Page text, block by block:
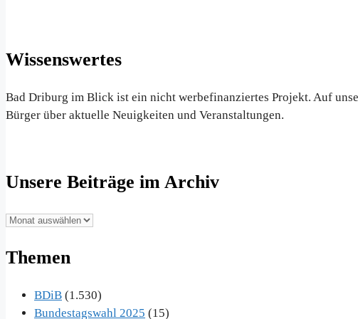
Wissenswertes
Bad Driburg im Blick ist ein nicht werbefinanziertes Projekt. Auf
Bürger über aktuelle Neuigkeiten und Veranstaltungen.
Unsere Beiträge im Archiv
Unsere
im
Themen
BDiB (1.530)
Bundestagswahl 2025 (15)